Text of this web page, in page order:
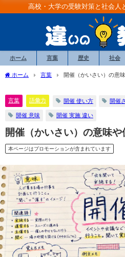
高校・大学の受験対策と社会人
ホーム 言葉 歴史 社会
ホーム 言葉 開催（かいさい）の意
言葉 語彙力 開催 使い方 開催
開催 意味 開催 実施 違い
開催（かいさい）の意味や
本ページはプロモーションが含まれています